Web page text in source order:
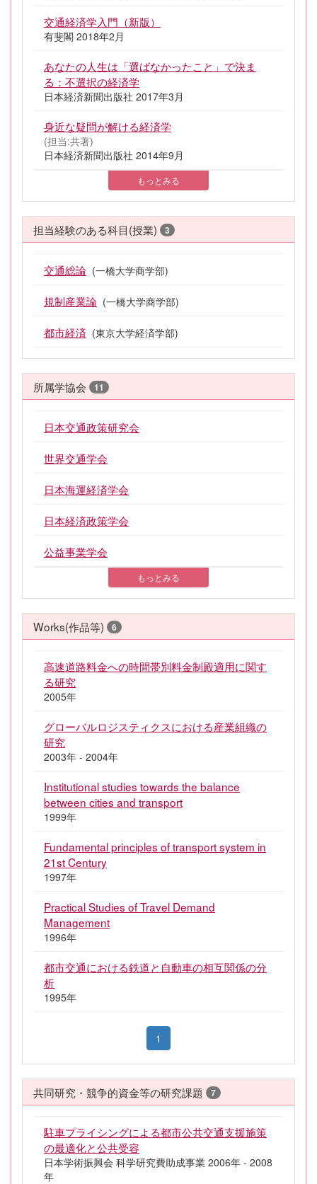
交通経済学入門（新版）
有斐閣 2018年2月
あなたの人生は「選ばなかったこと」で決ま
る：不選択の経済学
日本経済新聞出版社 2017年3月
身近な疑問が解ける経済学
(担当:共著)
日本経済新聞出版社 2014年9月
もっとみる
担当経験のある科目(授業) 3
交通総論 (一橋大学商学部)
規制産業論 (一橋大学商学部)
都市経済 (東京大学経済学部)
所属学協会 11
日本交通政策研究会
世界交通学会
日本海運経済学会
日本経済政策学会
公益事業学会
もっとみる
Works(作品等) 6
高速道路料金への時間帯別料金制殿適用に関す
る研究
2005年
グローバルロジスティクスにおける産業組織の
研究
2003年 - 2004年
Institutional studies towards the balance
between cities and transport
1999年
Fundamental principles of transport system in
21st Century
1997年
Practical Studies of Travel Demand
Management
1996年
都市交通における鉄道と自動車の相互関係の分
析
1995年
1
共同研究・競争的資金等の研究課題 7
駐車プライシングによる都市公共交通支援施策
の最適化と公共受容
日本学術振興会 科学研究費助成事業 2006年 - 2008
年